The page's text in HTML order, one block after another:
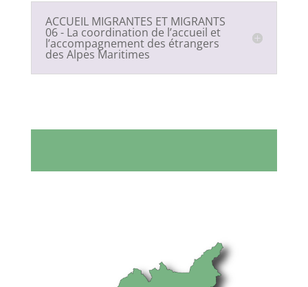
ACCUEIL MIGRANTES ET MIGRANTS
06 - La coordination de l’accueil et
l’accompagnement des étrangers
des Alpes Maritimes